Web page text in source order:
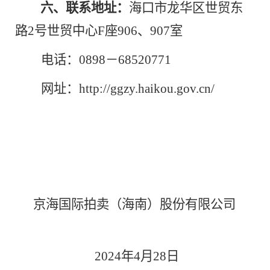
六、联系地址： 海口市龙华区世贸东
路2号世贸中心F座906、907室
电话： 0898－68520771
网址： http://ggzy.haikou.gov.cn/
京海国际拍卖（海南）股份有限公司
2024年4月 28 日